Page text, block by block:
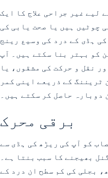
لیے غیر جراحی علاج کا ایک
چوٹیں ہیں یا صحت یابی کی
ہڈی کے درد کی وسیع رینج
کو بہتر بنا سکتے ہیں۔ آپ
نقل و حرکت کی مشقوں، یا
ٹریننگ کے ذریعے اپنی کمر
دوبارہ حاصل کر سکتے ہیں۔
برقی محرک
کو آپ کی ریڑھ کی ہڈی سے
بھیجنے کا سبب بنتا ہے۔
بجلی کی کم سطح ان درد کے